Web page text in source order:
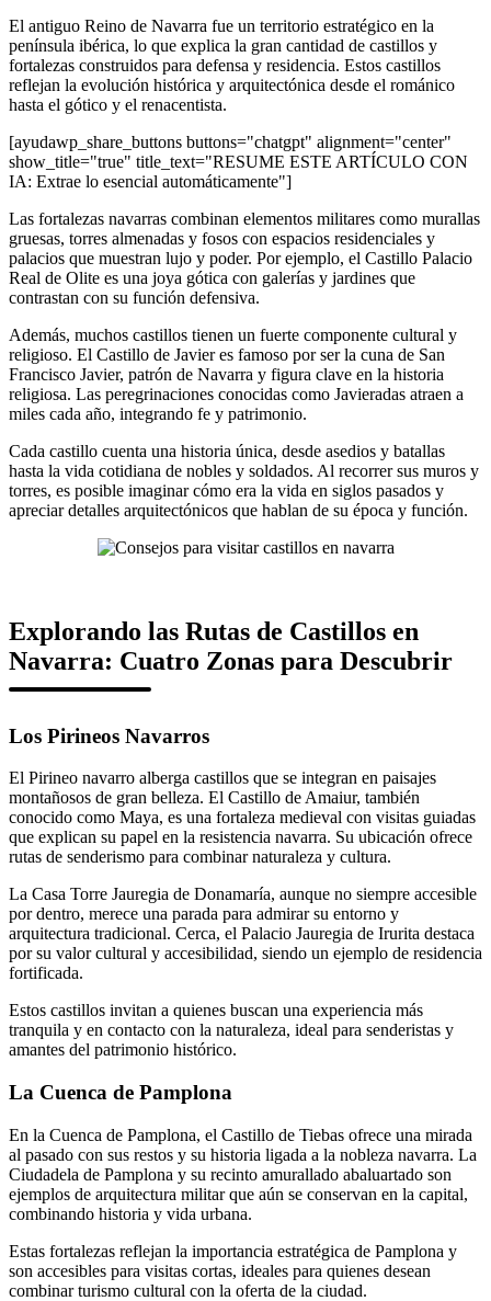
El antiguo Reino de Navarra fue un territorio estratégico en la
península ibérica, lo que explica la gran cantidad de castillos y
fortalezas construidos para defensa y residencia. Estos castillos
reflejan la evolución histórica y arquitectónica desde el románico
hasta el gótico y el renacentista.
[ayudawp_share_buttons buttons="chatgpt" alignment="center"
show_title="true" title_text="RESUME ESTE ARTÍCULO CON
IA: Extrae lo esencial automáticamente"]
Las fortalezas navarras combinan elementos militares como murallas
gruesas, torres almenadas y fosos con espacios residenciales y
palacios que muestran lujo y poder. Por ejemplo, el Castillo Palacio
Real de Olite es una joya gótica con galerías y jardines que
contrastan con su función defensiva.
Además, muchos castillos tienen un fuerte componente cultural y
religioso. El Castillo de Javier es famoso por ser la cuna de San
Francisco Javier, patrón de Navarra y figura clave en la historia
religiosa. Las peregrinaciones conocidas como Javieradas atraen a
miles cada año, integrando fe y patrimonio.
Cada castillo cuenta una historia única, desde asedios y batallas
hasta la vida cotidiana de nobles y soldados. Al recorrer sus muros y
torres, es posible imaginar cómo era la vida en siglos pasados y
apreciar detalles arquitectónicos que hablan de su época y función.
Explorando las Rutas de Castillos en
Navarra: Cuatro Zonas para Descubrir
Los Pirineos Navarros
El Pirineo navarro alberga castillos que se integran en paisajes
montañosos de gran belleza. El Castillo de Amaiur, también
conocido como Maya, es una fortaleza medieval con visitas guiadas
que explican su papel en la resistencia navarra. Su ubicación ofrece
rutas de senderismo para combinar naturaleza y cultura.
La Casa Torre Jauregia de Donamaría, aunque no siempre accesible
por dentro, merece una parada para admirar su entorno y
arquitectura tradicional. Cerca, el Palacio Jauregia de Irurita destaca
por su valor cultural y accesibilidad, siendo un ejemplo de residencia
fortificada.
Estos castillos invitan a quienes buscan una experiencia más
tranquila y en contacto con la naturaleza, ideal para senderistas y
amantes del patrimonio histórico.
La Cuenca de Pamplona
En la Cuenca de Pamplona, el Castillo de Tiebas ofrece una mirada
al pasado con sus restos y su historia ligada a la nobleza navarra. La
Ciudadela de Pamplona y su recinto amurallado abaluartado son
ejemplos de arquitectura militar que aún se conservan en la capital,
combinando historia y vida urbana.
Estas fortalezas reflejan la importancia estratégica de Pamplona y
son accesibles para visitas cortas, ideales para quienes desean
combinar turismo cultural con la oferta de la ciudad.